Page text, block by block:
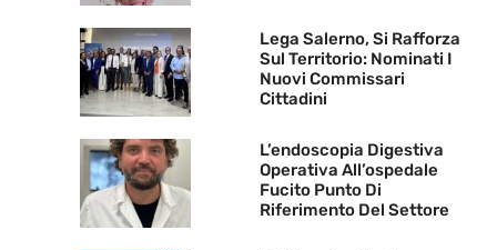
Lega Salerno, Si Rafforza
Sul Territorio: Nominati I
Nuovi Commissari
Cittadini
L’endoscopia Digestiva
Operativa All’ospedale
Fucito Punto Di
Riferimento Del Settore